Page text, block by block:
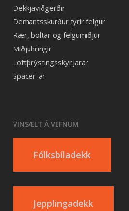
Dekkjaviðgerðir
Demantsskurður fyrir felgur
Rær, boltar og felgumiðjur
Miðjuhringir
Loftþrýstingsskynjarar
Spacer-ar
VINSÆLT Á VEFNUM
Fólksbíladekk
Jepplingadekk